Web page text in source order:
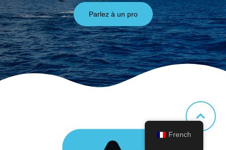
Parlez à un pro
French